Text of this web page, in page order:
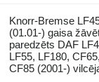
Knorr-Bremse
(01.01-) gaisa
paredzēts DAF
LF55, LF180,
CF85 (2001-)